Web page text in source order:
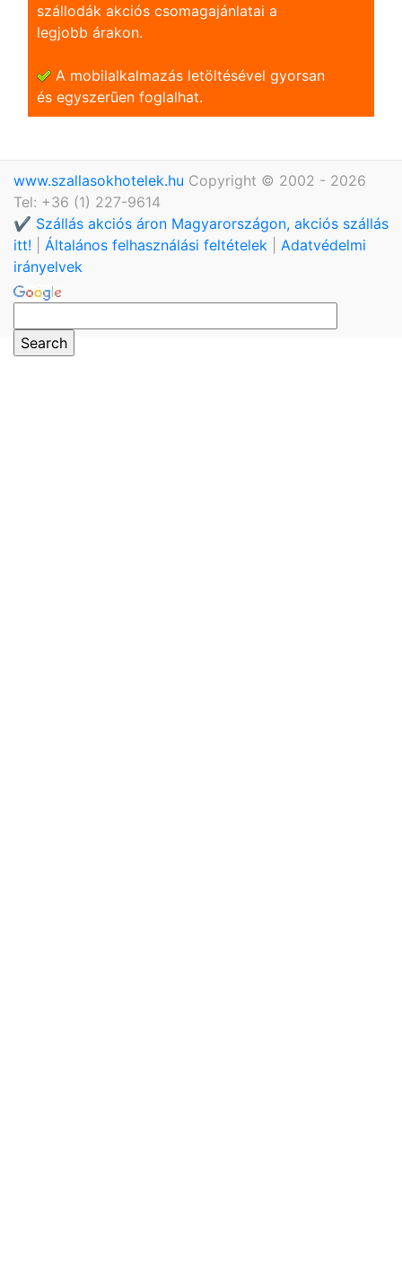
szállodák akciós csomagajánlatai a
legjobb árakon.
A mobilalkalmazás letöltésével gyorsan
és egyszerũen foglalhat.
www.szallasokhotelek.hu Copyright © 2002 - 2026
Tel: +36 (1) 227-9614
✔️ Szállás akciós áron Magyarországon, akciós szállás
itt!
Általános felhasználási feltételek
Adatvédelmi
irányelvek